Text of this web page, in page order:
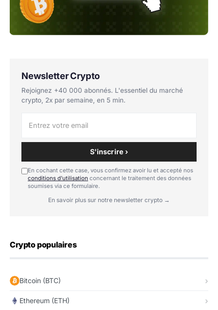
Newsletter Crypto
Rejoignez +40 000 abonnés. L'essentiel du marché
crypto, 2x par semaine, en 5 min.
S'inscrire ›
En cochant cette case, vous confirmez avoir lu et accepté nos
conditions d'utilisation concernant le traitement des données
soumises via ce formulaire.
En savoir plus sur notre newsletter crypto →
Crypto populaires
Bitcoin (BTC)
Ethereum (ETH)